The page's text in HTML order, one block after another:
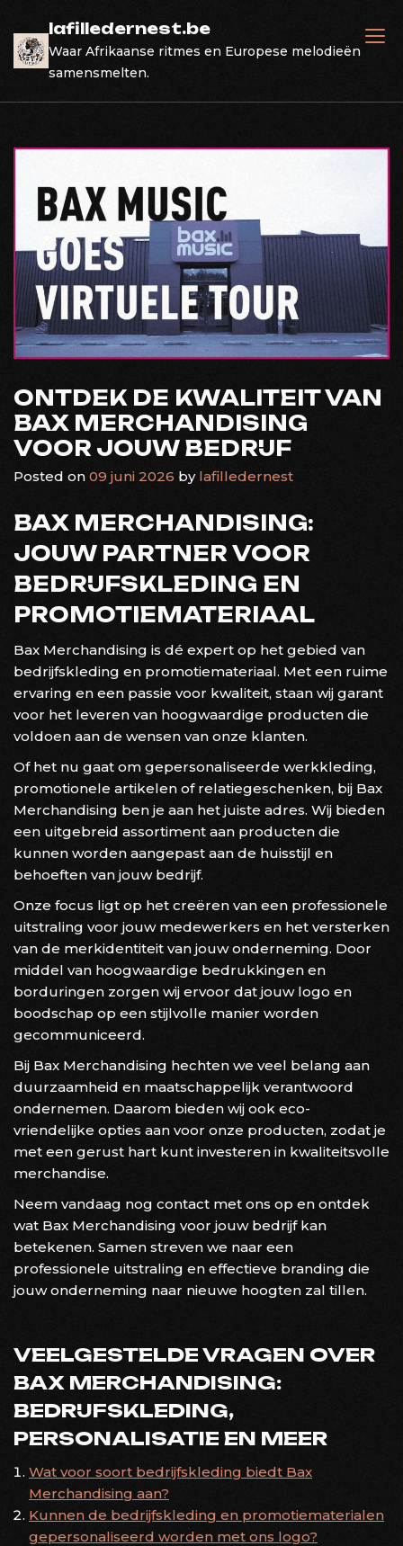
content
lafilledernest.be
Waar Afrikaanse ritmes en Europese melodieën
samensmelten.
ONTDEK DE KWALITEIT VAN
BAX MERCHANDISING
VOOR JOUW BEDRIJF
Posted on 09 juni 2026 by lafilledernest
BAX MERCHANDISING:
JOUW PARTNER VOOR
BEDRIJFSKLEDING EN
PROMOTIEMATERIAAL
Bax Merchandising is dé expert op het gebied van
bedrijfskleding en promotiemateriaal. Met een ruime
ervaring en een passie voor kwaliteit, staan wij garant
voor het leveren van hoogwaardige producten die
voldoen aan de wensen van onze klanten.
Of het nu gaat om gepersonaliseerde werkkleding,
promotionele artikelen of relatiegeschenken, bij Bax
Merchandising ben je aan het juiste adres. Wij bieden
een uitgebreid assortiment aan producten die
kunnen worden aangepast aan de huisstijl en
behoeften van jouw bedrijf.
Onze focus ligt op het creëren van een professionele
uitstraling voor jouw medewerkers en het versterken
van de merkidentiteit van jouw onderneming. Door
middel van hoogwaardige bedrukkingen en
borduringen zorgen wij ervoor dat jouw logo en
boodschap op een stijlvolle manier worden
gecommuniceerd.
Bij Bax Merchandising hechten we veel belang aan
duurzaamheid en maatschappelijk verantwoord
ondernemen. Daarom bieden wij ook eco-
vriendelijke opties aan voor onze producten, zodat je
met een gerust hart kunt investeren in kwaliteitsvolle
merchandise.
Neem vandaag nog contact met ons op en ontdek
wat Bax Merchandising voor jouw bedrijf kan
betekenen. Samen streven we naar een
professionele uitstraling en effectieve branding die
jouw onderneming naar nieuwe hoogten zal tillen.
VEELGESTELDE VRAGEN OVER
BAX MERCHANDISING:
BEDRIJFSKLEDING,
PERSONALISATIE EN MEER
Wat voor soort bedrijfskleding biedt Bax
Merchandising aan?
Kunnen de bedrijfskleding en promotiematerialen
gepersonaliseerd worden met ons logo?